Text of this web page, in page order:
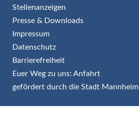
Stellenanzeigen
Presse & Downloads
Impressum
Datenschutz
Barrierefreiheit
Euer Weg zu uns: Anfahrt
gefördert durch die Stadt Mannheim